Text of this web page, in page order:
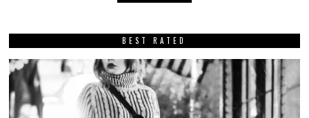
BEST RATED